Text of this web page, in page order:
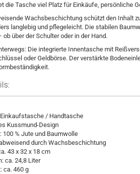
die Tasche viel Platz für Einkäufe, persönliche
Wachsbeschichtung schützt den Inhalt
langlebig und pflegeleicht. Die stabilen
über der Schulter oder in der Hand.
Die integrierte Innentasche mit
oder Geldbörse. Der verstärkte
/ Handtasche
Kussmund-Design
100 % Jute und Baumwolle
durch Wachsbeschichtung
43 x 32 x 18 cm
ca. 24,8 Liter
ca. 460 g